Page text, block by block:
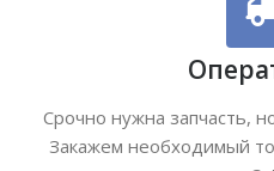
Срочно нужна запчасть,
Закажем необходимый